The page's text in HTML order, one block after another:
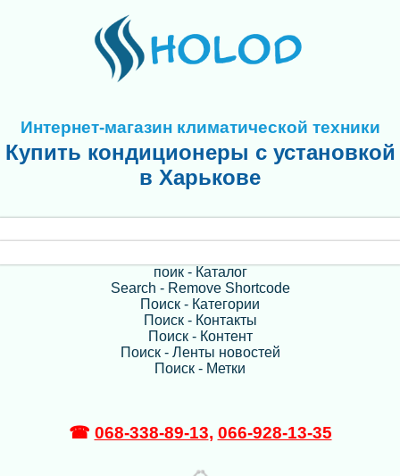
Интернет-магазин климатической техники
Купить кондиционеры с установкой
в Харькове
поик - Каталог
Search - Remove Shortcode
Поиск - Категории
Поиск - Контакты
Поиск - Контент
Поиск - Ленты новостей
Поиск - Метки
☎ 068-338-89-13, 066-928-13-35